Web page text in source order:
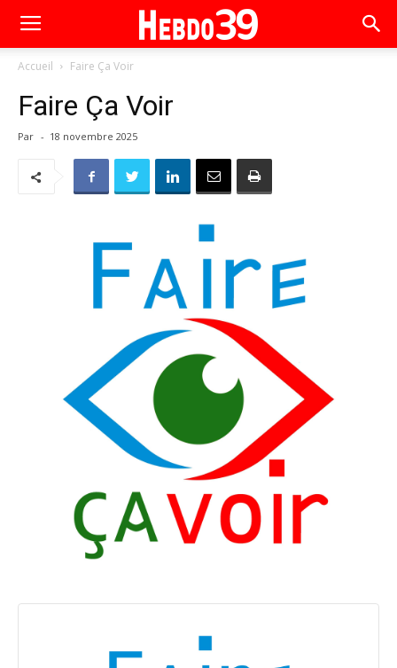
Accueil Faire Ça Voir
Faire Ça Voir
Par - 18 novembre 2025